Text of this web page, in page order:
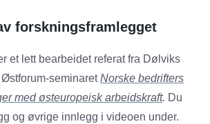
forskningsframlegget
et lett bearbeidet referat fra Dølviks
seminaretNorske bedrifters
med østeuropeisk arbeidskraft. Du
og øvrige innlegg i videoen under.